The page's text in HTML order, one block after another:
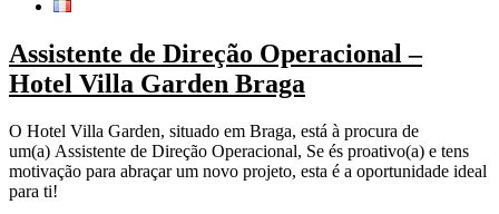
Assistente de Direção Operacional –
Hotel Villa Garden Braga
O Hotel Villa Garden, situado em Braga, está à procura de
um(a) Assistente de Direção Operacional, Se és proativo(a) e tens
motivação para abraçar um novo projeto, esta é a oportunidade ideal
para ti!